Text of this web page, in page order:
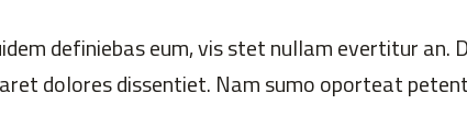
definiebas eum, vis stet nullam evertitur an.
dolores dissentiet. Nam sumo oporteat